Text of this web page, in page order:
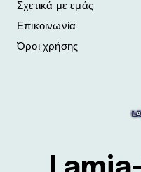
Σχετικά με εμάς
Επικοινωνία
Όροι χρήσης